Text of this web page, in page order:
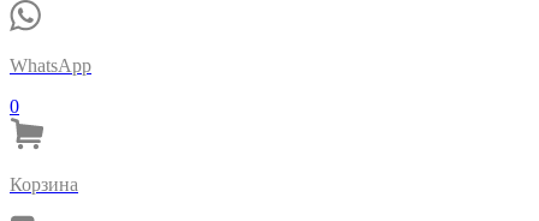
WhatsApp
0
Корзина